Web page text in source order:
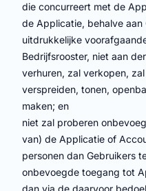
die concurreert met de
de Applicatie, behalve aan
uitdrukkelijke
Bedrijfsrooster, niet aan
verhuren, zal verkopen,
verspreiden, tonen,
maken; en
niet zal proberen
van) de Applicatie of
personen dan Gebruikers
onbevoegde toegang tot
dan via de daarvoor